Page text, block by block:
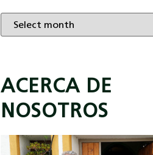
ACERCA DE
NOSOTROS